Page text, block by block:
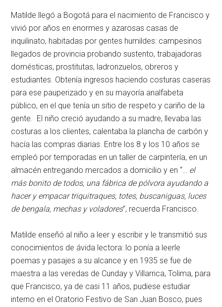
Matilde llegó a Bogotá para el nacimiento de Francisco y
vivió por años en enormes y azarosas casas de
inquilinato, habitadas por gentes humildes: campesinos
llegados de provincia probando sustento, trabajadoras
domésticas, prostitutas, ladronzuelos, obreros y
estudiantes. Obtenía ingresos haciendo costuras caseras
para ese pauperizado y en su mayoría analfabeta
público, en el que tenía un sitio de respeto y cariño de la
gente. El niño creció ayudando a su madre, llevaba las
costuras a los clientes, calentaba la plancha de carbón y
hacía las compras diarias. Entre los 8 y los 10 años se
empleó por temporadas en un taller de carpintería, en un
almacén entregando mercados a domicilio y en “… el
más bonito de todos, una fábrica de pólvora ayudando a
hacer y empacar triquitraques, totes, buscaniguas, luces
de bengala, mechas y voladores”, recuerda Francisco.
Matilde enseñó al niño a leer y escribir y le transmitió sus
conocimientos de ávida lectora: lo ponía a leerle
poemas y pasajes a su alcance y en 1935 se fue de
maestra a las veredas de Cunday y Villarrica, Tolima, para
que Francisco, ya de casi 11 años, pudiese estudiar
interno en el Oratorio Festivo de San Juan Bosco, pues